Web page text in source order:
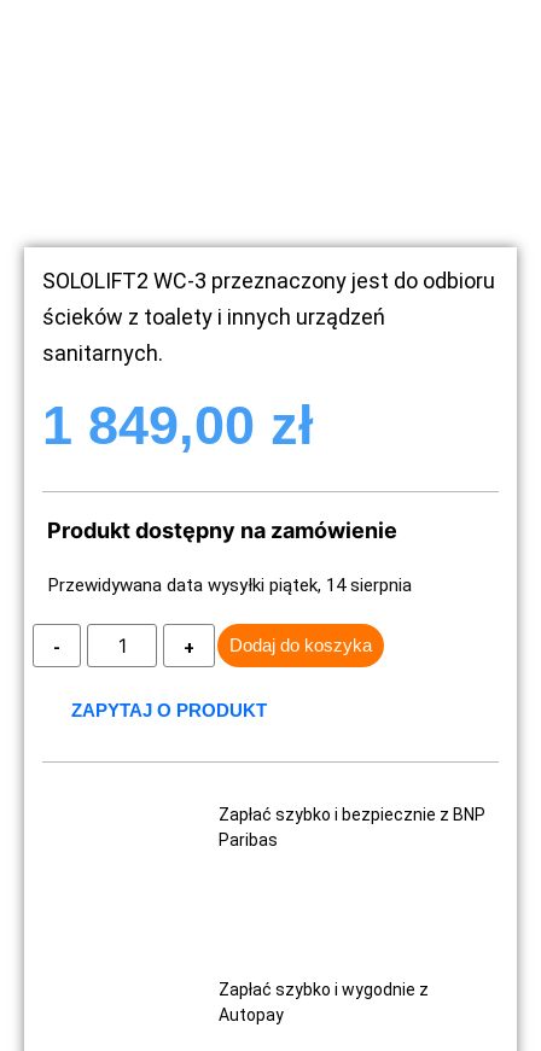
SOLOLIFT2 WC-3 przeznaczony jest do odbioru
ścieków z toalety i innych urządzeń
sanitarnych.
1 849,00 zł
Produkt dostępny na zamówienie
Przewidywana data wysyłki piątek, 14 sierpnia
Dodaj do koszyka
ZAPYTAJ O PRODUKT
Zapłać szybko i bezpiecznie z BNP
Paribas
Zapłać szybko i wygodnie z
Autopay